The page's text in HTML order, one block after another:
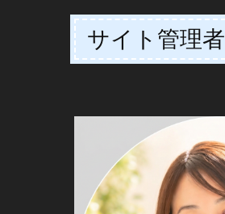
サイト管理者